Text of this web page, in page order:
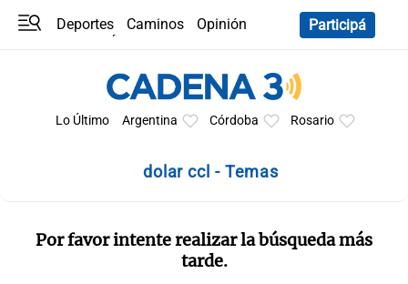
Deportes Caminos
Opinión
Participá
Lo Último Argentina Córdoba Rosario
dolar ccl - Temas
Por favor intente realizar la búsqueda más
tarde.